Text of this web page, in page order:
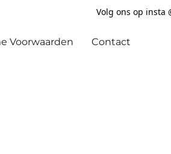
Volg ons op insta
Voorwaarden Contact